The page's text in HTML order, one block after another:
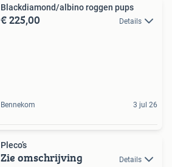
Blackdiamond/albino roggen pups
€ 225,00 Details
Bennekom 3 jul 26
Pleco’s
Zie omschrijving Details